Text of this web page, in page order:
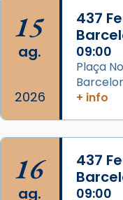
Memòria de les
Semproniana,
Acompanyant
partir de l’Edat
que les santes
Semproniana
eterna”) són
frare Joan
que les santes
Mataró en
les aconseguirà
15
ag.
2026
437
09:00
Plaça
+ info
16
ag.
437
09:00